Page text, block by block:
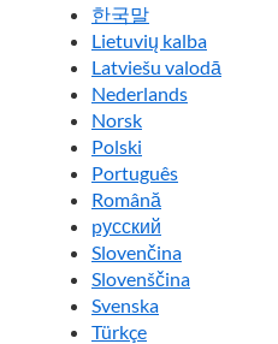
한국말
Lietuvių kalba
Latviešu valodā
Nederlands
Norsk
Polski
Português
Română
pусский
Slovenčina
Slovenščina
Svenska
Türkçe